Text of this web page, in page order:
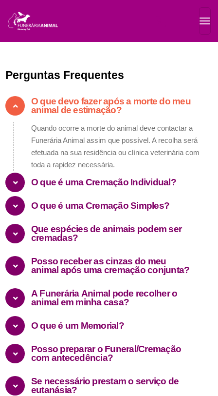
Perguntas Frequentes
O que devo fazer após a morte do meu
animal de estimação?
Quando ocorre a morte do animal deve contactar a
Funerária Animal assim que possível. A recolha será
efetuada na sua residência ou clínica veterinária com
toda a rapidez necessária.
O que é uma Cremação Individual?
O que é uma Cremação Simples?
Que espécies de animais podem ser
cremadas?
Posso receber as cinzas do meu
animal após uma cremação conjunta?
A Funerária Animal pode recolher o
animal em minha casa?
O que é um Memorial?
Posso preparar o Funeral/Cremação
com antecedência?
Se necessário prestam o serviço de
eutanásia?